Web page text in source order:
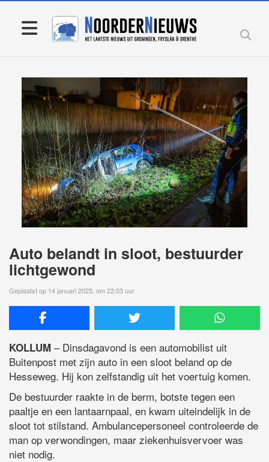
Auto belandt in sloot, bestuurder
lichtgewond
Geplaatst op 14 januari 2025, om 22:03 uur
KOLLUM – Dinsdagavond is een automobilist uit
Buitenpost met zijn auto in een sloot beland op de
Hesseweg. Hij kon zelfstandig uit het voertuig komen.
De bestuurder raakte in de berm, botste tegen een
paaltje en een lantaarnpaal, en kwam uiteindelijk in de
sloot tot stilstand. Ambulancepersoneel controleerde de
man op verwondingen, maar ziekenhuisvervoer was
niet nodig.